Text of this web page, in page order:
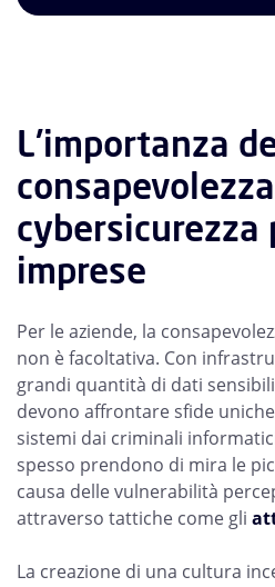
L'importanza
cybersicurezza
imprese
Per le aziende, la
non è facoltativa. Con
grandi quantità di dati
devono affrontare sfide
sistemi dai criminali
spesso prendono di mira le
causa delle vulnerabilità
attraverso tattiche come gli
La creazione di una cultura